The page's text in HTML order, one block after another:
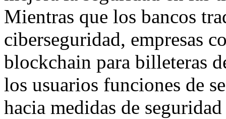
Mientras que los bancos
ciberseguridad, empresas
blockchain para billeteras
los usuarios funciones de
hacia medidas de